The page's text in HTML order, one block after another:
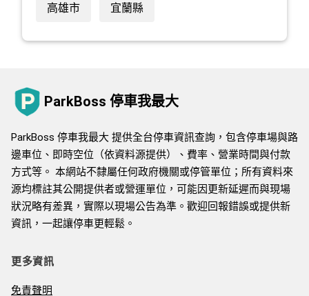
高雄市 宜蘭縣
ParkBoss 停車我最大
ParkBoss 停車我最大 提供全台停車資訊查詢，包含停車場與路
邊車位、即時空位（依資料源提供）、費率、營業時間與付款
方式等。 本網站不隸屬任何政府機關或停管單位；所有資料來
源均標註其公開提供者或營運單位，可能因更新延遲而與現場
狀況略有差異，實際以現場公告為準。歡迎回報錯誤或提供新
資訊，一起讓停車更輕鬆。
更多資訊
免責聲明